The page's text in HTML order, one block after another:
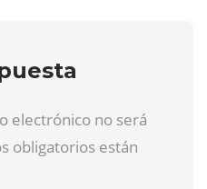
electrónico no será
obligatorios están